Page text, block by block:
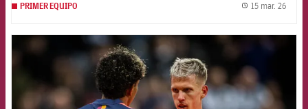
PRIMER EQUIPO 15 mar. 26
FCB Barcelona badge